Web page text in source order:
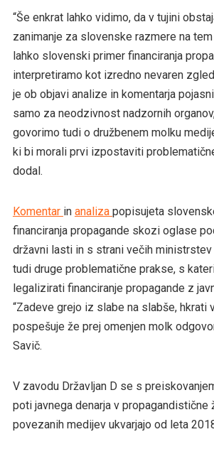
“Še enkrat lahko vidimo, da v tujini
zanimanje za slovenske razmere na
lahko slovenski primer financiranja
interpretiramo kot izredno nevaren
je ob objavi analize in komentarja
samo za neodzivnost nadzornih
govorimo tudi o družbenem molku
ki bi morali prvi izpostaviti
dodal.
Komentar in analiza popisujeta
financiranja propagande skozi oglase
državni lasti in s strani večih
tudi druge problematične prakse, s
legalizirati financiranje propagande z
“Zadeve grejo iz slabe na slabše, hkrati
pospešuje že prej omenjen molk
Savič.
V zavodu Državljan D se s
poti javnega denarja v propagandistične
povezanih medijev ukvarjajo od leta